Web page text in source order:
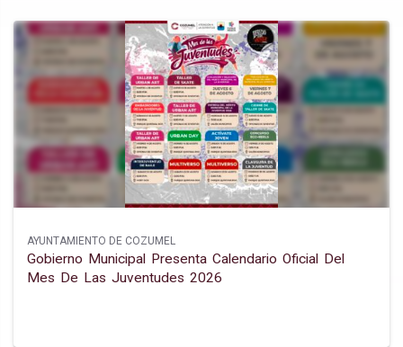
AYUNTAMIENTO DE COZUMEL
Gobierno Municipal Presenta Calendario Oficial Del
Mes De Las Juventudes 2026